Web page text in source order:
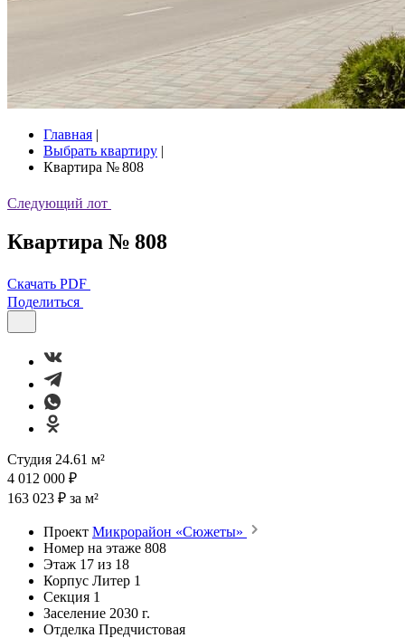
Главная |
Выбрать квартиру |
Квартира № 808
Следующий лот
Квартира № 808
Скачать PDF
Поделиться
Студия 24.61 м²
4 012 000 ₽
163 023 ₽ за м²
Проект Микрорайон «Сюжеты»
Номер на этаже 808
Этаж 17 из 18
Корпус Литер 1
Секция 1
Заселение 2030 г.
Отделка Предчистовая